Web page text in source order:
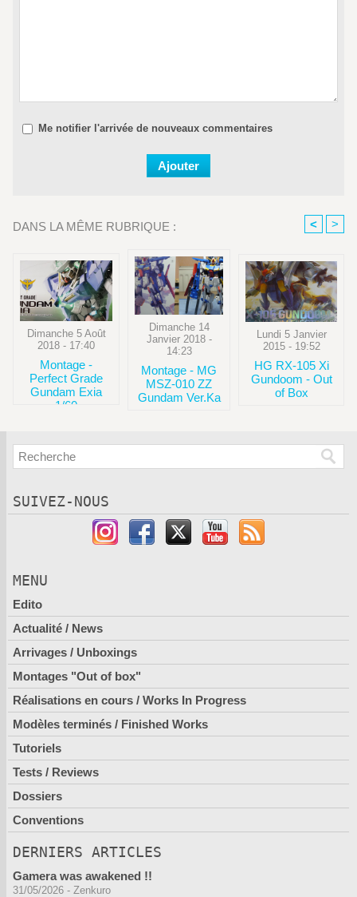
Me notifier l'arrivée de nouveaux commentaires
DANS LA MÊME RUBRIQUE : < >
Dimanche 5 Août
2018 - 17:40
Montage -
Perfect Grade
Gundam Exia
1/60
Dimanche 14
Janvier 2018 -
14:23
Montage - MG
MSZ-010 ZZ
Gundam Ver.Ka
Lundi 5 Janvier
2015 - 19:52
HG RX-105 Xi
Gundoom - Out
of Box
SUIVEZ-NOUS
MENU
Edito
Actualité / News
Arrivages / Unboxings
Montages "Out of box"
Réalisations en cours / Works In Progress
Modèles terminés / Finished Works
Tutoriels
Tests / Reviews
Dossiers
Conventions
DERNIERS ARTICLES
Gamera was awakened !!
31/05/2026 - Zenkuro